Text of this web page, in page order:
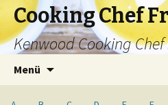
Cooking Chef
Kenwood Cooking Chef
Menü